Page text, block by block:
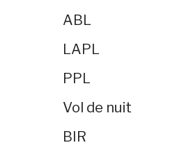
ABL
LAPL
PPL
Vol de nuit
BIR